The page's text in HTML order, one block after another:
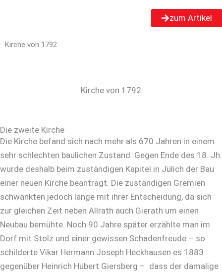
zum Artikel
Kirche von 1792
Kirche von 1792
Die zweite Kirche
Die Kirche befand sich nach mehr als 670 Jahren in einem
sehr schlechten baulichen Zustand. Gegen Ende des 18. Jh.
wurde deshalb beim zuständigen Kapitel in Jülich der Bau
einer neuen Kirche beantragt. Die zuständigen Gremien
schwankten jedoch lange mit ihrer Entscheidung, da sich
zur gleichen Zeit neben Allrath auch Gierath um einen
Neubau bemühte. Noch 90 Jahre später erzählte man im
Dorf mit Stolz und einer gewissen Schadenfreude – so
schilderte Vikar Hermann Joseph Heckhausen es 1883
gegenüber Heinrich Hubert Giersberg – dass der damalige